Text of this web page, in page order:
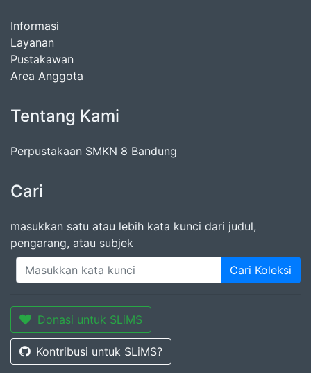
Informasi
Layanan
Pustakawan
Area Anggota
Tentang Kami
Perpustakaan SMKN 8 Bandung
Cari
masukkan satu atau lebih kata kunci dari judul,
pengarang, atau subjek
Cari Koleksi
Donasi untuk SLiMS
Kontribusi untuk SLiMS?